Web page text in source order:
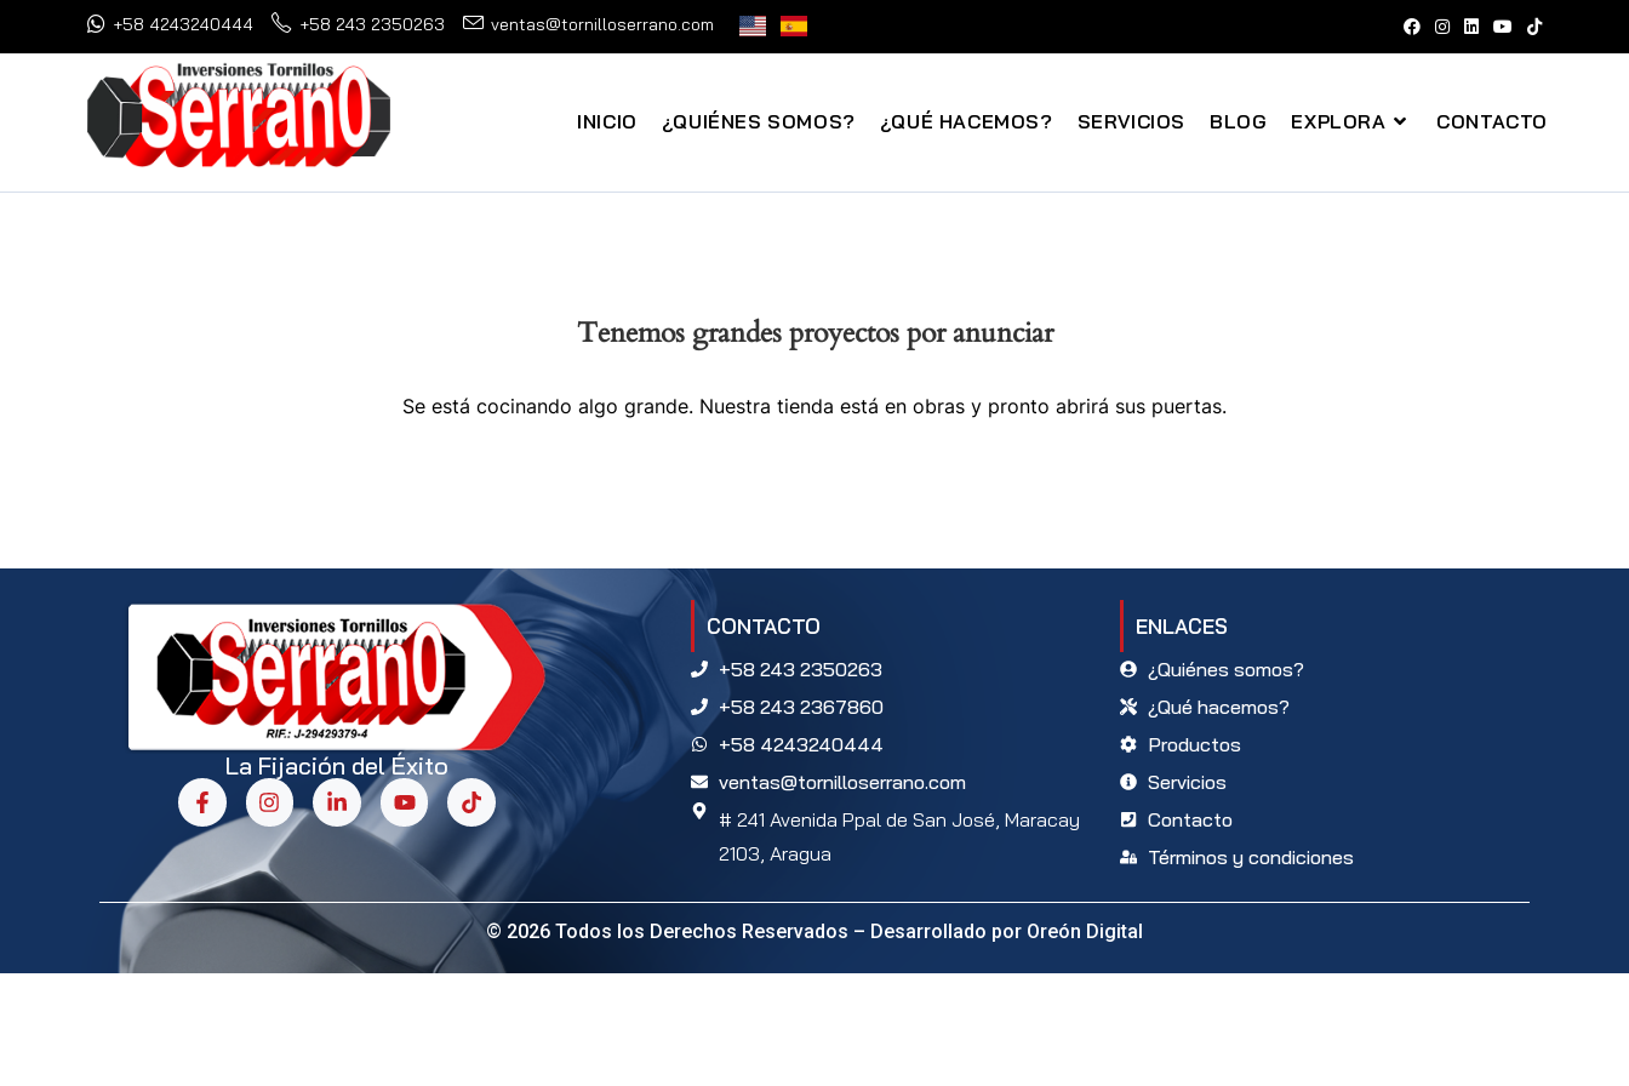
+58 4243240444 +58 243 2350263 ventas@tornilloserrano.com
INICIO ¿QUIÉNES SOMOS? ¿QUÉ HACEMOS? SERVICIOS BLOG EXPLORA CONTACTO
Tenemos grandes proyectos por anunciar
Se está cocinando algo grande. Nuestra tienda está en obras y pronto abrirá sus puertas.
La Fijación del Éxito
CONTACTO
+58 243 2350263
+58 243 2367860
+58 4243240444
ventas@tornilloserrano.com
# 241 Avenida Ppal de San José, Maracay
2103, Aragua
ENLACES
¿Quiénes somos?
¿Qué hacemos?
Productos
Servicios
Contacto
Términos y condiciones
© 2026 Todos los Derechos Reservados – Desarrollado por Oreón Digital